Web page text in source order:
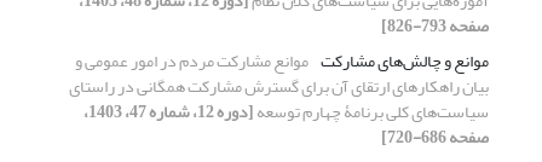
صفحه 793-826]
موانع و چالش‌های مشارکت موانع مشارکت مردم در امور عمومی و
بیان راهکارهای ارتقای آن برای گسترش مشارکت همگانی در راستای
سیاست‌های کلی برنامۀ چهارم توسعه [دوره 12، شماره 47، 1403،
صفحه 686-720]